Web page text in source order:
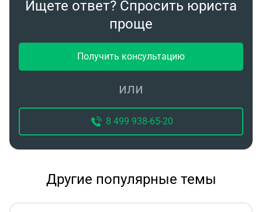
Ищете ответ? Спросить юриста
проще
Получить консультацию
или
8 499 938-65-20
Другие популярные темы